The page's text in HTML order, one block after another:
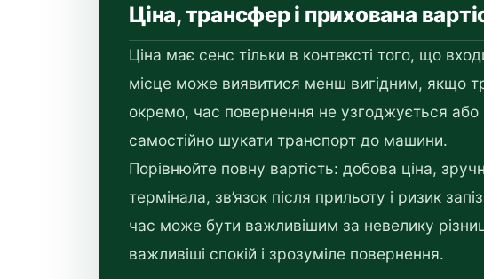
Ціна, трансфер і прихована
Ціна має сенс тільки в контексті того, що
місце може виявитися менш вигідним, якщо
окремо, час повернення не узгоджується або
самостійно шукати транспорт до машини.
Порівнюйте повну вартість: добова ціна,
термінала, зв’язок після прильоту і ризик
час може бути важливішим за невелику
важливіші спокій і зрозуміле повернення.